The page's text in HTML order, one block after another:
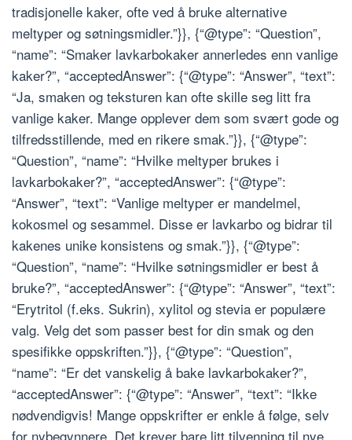
tradisjonelle kaker, ofte ved å bruke alternative
meltyper og søtningsmidler.”}}, {“@type”: “Question”,
“name”: “Smaker lavkarbokaker annerledes enn vanlige
kaker?”, “acceptedAnswer”: {“@type”: “Answer”, “text”:
“Ja, smaken og teksturen kan ofte skille seg litt fra
vanlige kaker. Mange opplever dem som svært gode og
tilfredsstillende, med en rikere smak.”}}, {“@type”:
“Question”, “name”: “Hvilke meltyper brukes i
lavkarbokaker?”, “acceptedAnswer”: {“@type”:
“Answer”, “text”: “Vanlige meltyper er mandelmel,
kokosmel og sesammel. Disse er lavkarbo og bidrar til
kakenes unike konsistens og smak.”}}, {“@type”:
“Question”, “name”: “Hvilke søtningsmidler er best å
bruke?”, “acceptedAnswer”: {“@type”: “Answer”, “text”:
“Erytritol (f.eks. Sukrin), xylitol og stevia er populære
valg. Velg det som passer best for din smak og den
spesifikke oppskriften.”}}, {“@type”: “Question”,
“name”: “Er det vanskelig å bake lavkarbokaker?”,
“acceptedAnswer”: {“@type”: “Answer”, “text”: “Ikke
nødvendigvis! Mange oppskrifter er enkle å følge, selv
for nybegynnere. Det krever bare litt tilvenning til nye